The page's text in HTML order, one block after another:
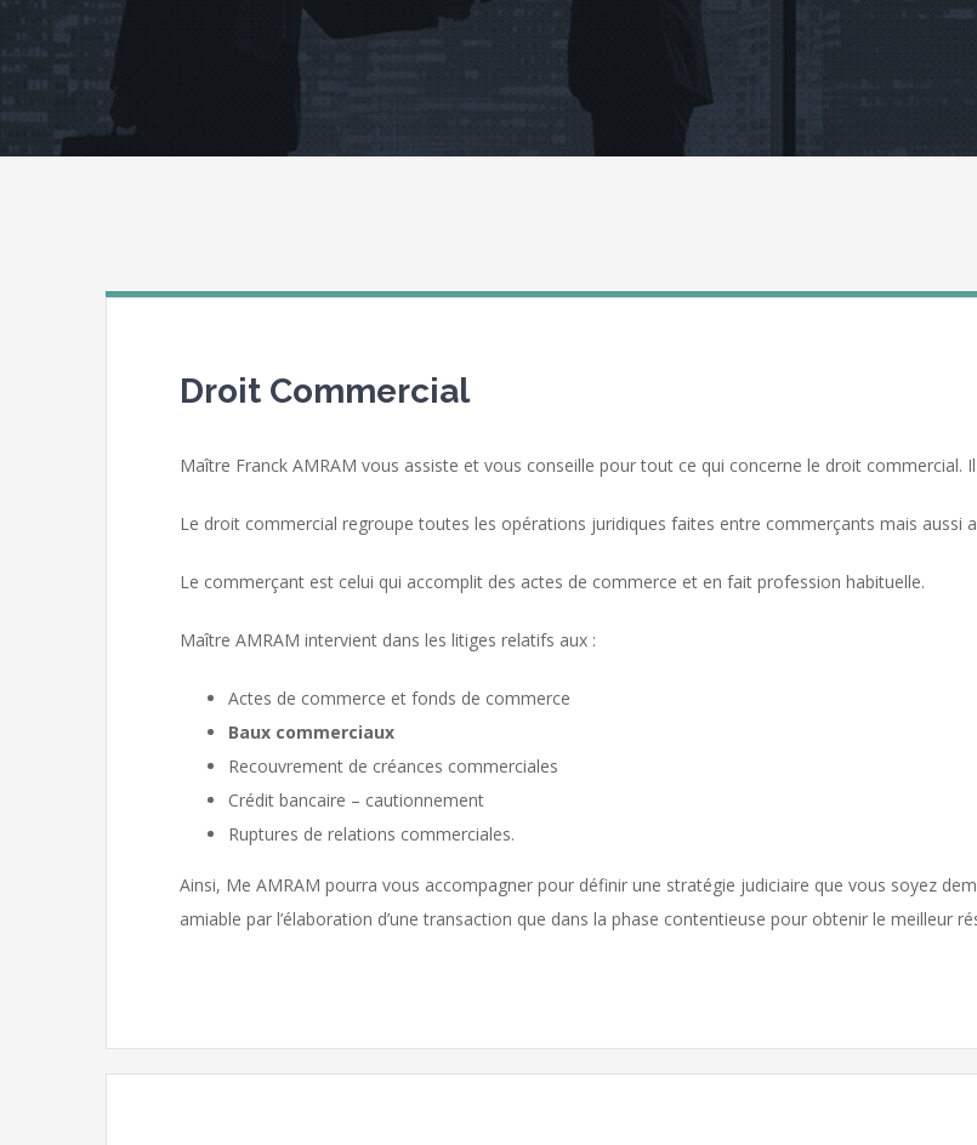
Droit Commercial
Maître Franck AMRAM vous assiste et vous conseille pour tout ce qui concerne le droit
Le droit commercial regroupe toutes les opérations juridiques faites entre commerçants mais aussi
Le commerçant est celui qui accomplit des actes de commerce et en fait profession habituelle.
Maître AMRAM intervient dans les litiges relatifs aux :
Actes de commerce et fonds de commerce
Baux commerciaux
Recouvrement de créances commerciales
Crédit bancaire – cautionnement
Ruptures de relations commerciales.
Ainsi, Me AMRAM pourra vous accompagner pour définir une stratégie judiciaire que vous soyez
amiable par l’élaboration d’une transaction que dans la phase contentieuse pour obtenir le meilleur